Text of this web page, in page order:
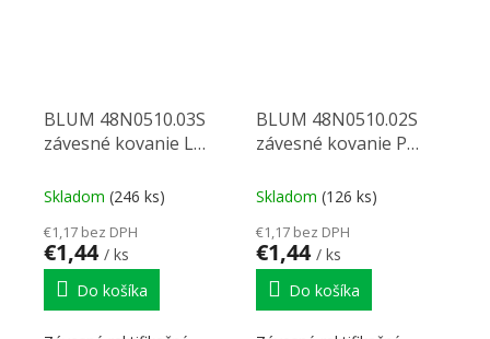
BLUM 48N0510.03S
závesné kovanie L
Skladom (246 ks)
€1,17 bez DPH
€1,44 / ks
Do košíka
BLUM 48N0510.02S
závesné kovanie P
Skladom (126 ks)
€1,17 bez DPH
€1,44 / ks
Do košíka